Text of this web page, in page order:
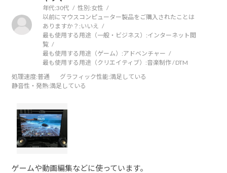
年代:30代 性別:女性
以前にマウスコンピューター製品をご購入されたことは
ありますか？: いいえ
最も使用する用途（一般・ビジネス）:インターネット閲
覧
最も使用する用途（ゲーム）:アドベンチャー
最も使用する用途（クリエイティブ）:音楽制作 / DTM
処理速度:普通 グラフィック性能:満足している
静音性・発熱:満足している
ゲームや動画編集などに使っています。